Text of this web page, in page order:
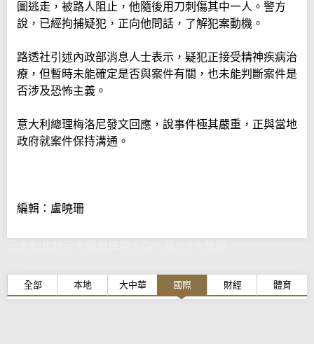
圖逃走，被路人阻止，他隨後用刀刺傷其中一人。警方
說，已經拘捕疑犯，正向他問話，了解犯案動機。
路透社引述內政部消息人士表示，疑犯正接受精神疾病治
療，但暫時未能確定是否與案件有關，也未能判斷案件是
否涉及恐怖主義。
意大利總理梅洛尼發文回應，說事件極其嚴重，正與當地
政府就案件保持溝通。
編輯：盧曉珊
全部 本地 大中華 國際 財經 體育